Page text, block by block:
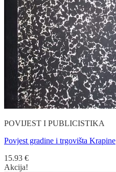
POVIJEST I PUBLICISTIKA
Povjest gradine i trgovišta Krapine
15.93 €
Akcija!